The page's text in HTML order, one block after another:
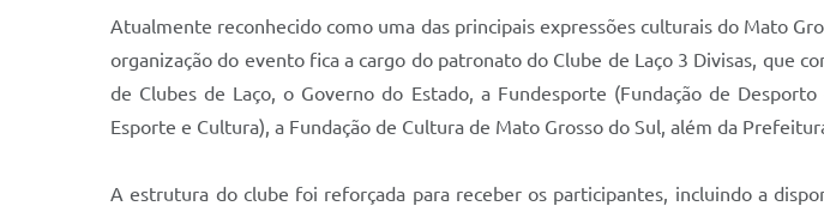
Atualmente reconhecido como uma das principais expressões culturais do Mato
organização do evento fica a cargo do patronato do Clube de Laço 3 Divisas, que
de Clubes de Laço, o Governo do Estado, a Fundesporte (Fundação de
Esporte e Cultura), a Fundação de Cultura de Mato Grosso do Sul, além da
A estrutura do clube foi reforçada para receber os participantes, incluindo a